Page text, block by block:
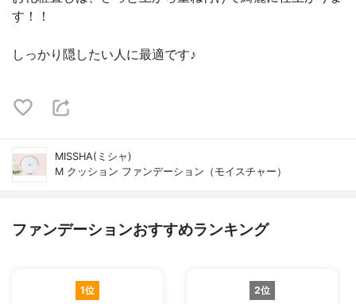
す！！
しっかり隠したい人に最適です♪
MISSHA(ミシャ)
M クッション ファンデーション（モイスチャー）
ファンデーションおすすめランキング
1位 2位